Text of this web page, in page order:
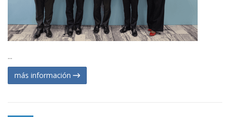
...
más información